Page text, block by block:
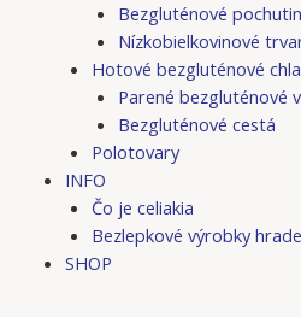
Bezgluténové
Nízkobielkovinové
Hotové bezgluténové
Parené bezgluténové
Bezgluténové cestá
Polotovary
INFO
Čo je celiakia
Bezlepkové výrobky
SHOP